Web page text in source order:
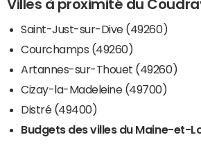
Villes à proximité du
Saint-Just-sur-Dive (49260)
Courchamps (49260)
Artannes-sur-Thouet (49260)
Cizay-la-Madeleine (49700)
Distré (49400)
Budgets des villes du Maine-et-